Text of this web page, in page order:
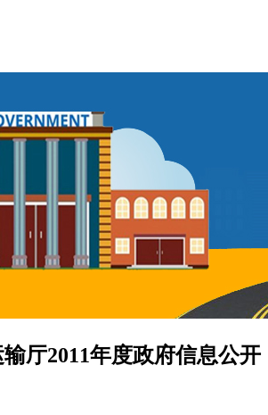
厅2011年度政府信息公开